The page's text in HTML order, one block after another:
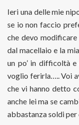
Ieri una delle mie
se io non faccio
che devo
dal macellaio e la
un po’ in difficoltà
voglio ferirla….. Voi
che vi hanno detto
anche lei ma se
abbastanza soldi